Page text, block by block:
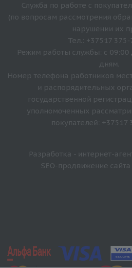
Служба по работе с
(по вопросам рассмотрения
нарушении их
Тел.: +37517
Режим работы службы: с 09:00
дням.
Номер телефона работников
и распорядительных
государственной
уполномоченных
покупателей: +37517
Разработка - интернет-
SEO-продвижение сайта